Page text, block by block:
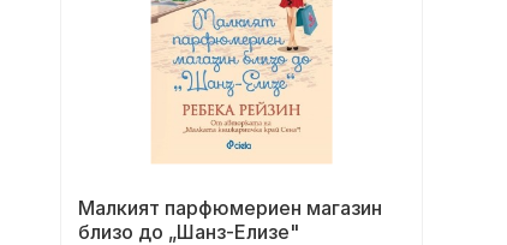
Малкият парфюмериен магазин
близо до „Шанз-Елизе"